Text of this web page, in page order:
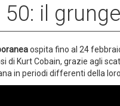
il
ospita fino al 24
di Kurt Cobain, grazie agli
in periodi differenti della